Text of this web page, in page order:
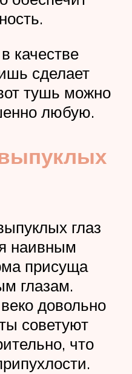
качестве
сделает
тушь можно
любую.
глаз
наивным
присуща
глазам.
довольно
советуют
что